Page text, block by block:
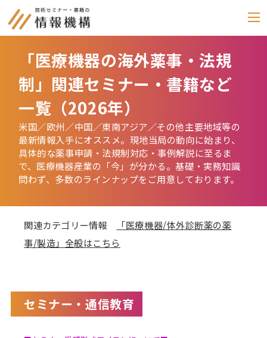
セミナー
通信教育
(テキスト郵送)
e-ラーニング
セミナーアーカイブ
動画配信・DVD
講師派遣
(社内研修)
「医療機器の海外薬事・法規
制」関連セミナー・書籍など
一覧（2026年）
米国／欧州／中国／東南アジア／その他主要地域等の
最新情報入手にオススメ。現地当局の動向に始まり、
具体的な薬事申請・法規制対応・事例解説に至るま
で、医療機器産業の「今」が分かる。基礎・実務知識
問わず、多数のラインナップをご用意しております。
関連カテゴリー情報
「医療機器/体外診断薬の薬
事/製造」全般はこちら
セミナー・通信教育